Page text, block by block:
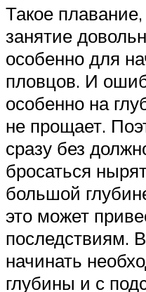
Такое
занятие
особенно для
пловцов. И
особенно на
не прощает.
сразу без
бросаться
большой
это может
последствиям.
начинать
глубины и с